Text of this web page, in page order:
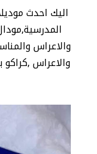
اليك احدث
والاعراس
والاعراس